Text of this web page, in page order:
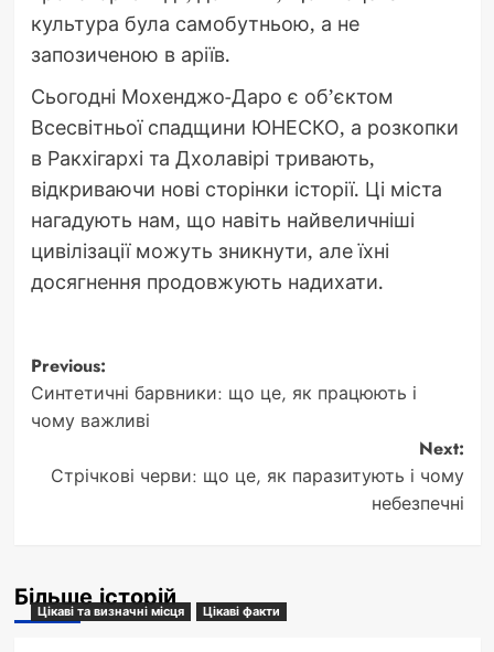
культура була самобутньою, а не
запозиченою в аріїв.
Сьогодні Мохенджо-Даро є об’єктом
Всесвітньої спадщини ЮНЕСКО, а розкопки
в Ракхігархі та Дхолавірі тривають,
відкриваючи нові сторінки історії. Ці міста
нагадують нам, що навіть найвеличніші
цивілізації можуть зникнути, але їхні
досягнення продовжують надихати.
Post
navigation
Previous:
Синтетичні барвники: що це, як працюють і
чому важливі
Next:
Стрічкові черви: що це, як паразитують і чому
небезпечні
Більше історій
Цікаві та визначні місця Цікаві факти